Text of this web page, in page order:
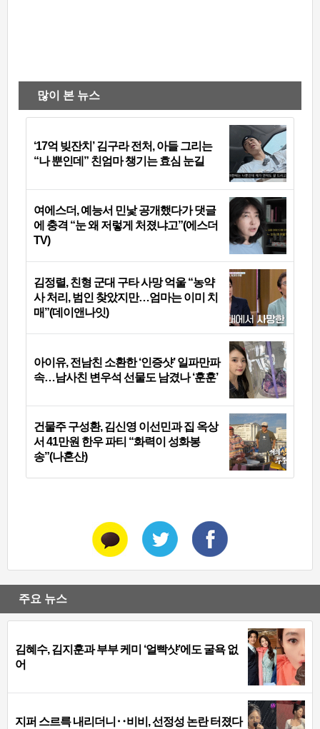
많이 본 뉴스
‘17억 빚잔치’ 김구라 전처, 아들 그리는
“나 뿐인데” 친엄마 챙기는 효심 눈길
여에스더, 예능서 민낯 공개했다가 댓글
에 충격 “눈 왜 저렇게 처졌냐고”(에스더
TV)
김정렬, 친형 군대 구타 사망 억울 “농약
사 처리, 범인 찾았지만…엄마는 이미 치
매”(데이앤나잇)
아이유, 전남친 소환한 ‘인증샷’ 일파만파
속…남사친 변우석 선물도 남겼나 ‘훈훈’
건물주 구성환, 김신영 이선민과 집 옥상
서 41만원 한우 파티 “화력이 성화봉
송”(나혼산)
주요 뉴스
김혜수, 김지훈과 부부 케미 ‘얼빡샷’에도 굴욕 없
어
지퍼 스르륵 내리더니‥비비, 선정성 논란 터졌다